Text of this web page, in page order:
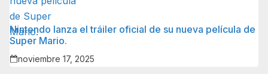
Nintendo lanza el tráiler oficial de su nueva película de
Super Mario.
noviembre 17, 2025